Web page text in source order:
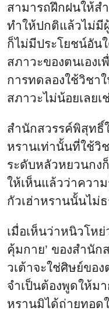
สามารถฝึกฝนให้ส
ทำให้ปกติแล้วไม่มี
ก็ไม่มีประโยชน์อัน
สภาวะของตนเองเ
การทดลองใช้วิชา
สภาวะไม่น้อยเลย
สำนักสวรรค์พิสุทธิ์
หรานเท่านั้นที่ใช้วิ
ระดับหลัวหยวนกง
ให้เห็นแล้วว่าควา
กัวเฮ่าหรานนั้นไม่
เมื่อเห็นว่าหนิวโห
คุ้มกาย’ ของสำนั
วเต้าจะใช่ศิษย์ขอ
จำเป็นต้องพูดให้ม
หรานมิได้ถ่ายทอด